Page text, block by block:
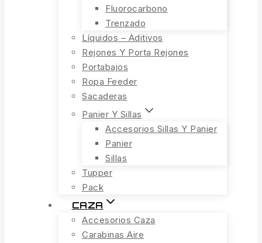
Fluorocarbono
Trenzado
Líquidos – Aditivos
Rejones Y Porta Rejones
Portabajos
Ropa Feeder
Sacaderas
Panier Y Sillas
Accesorios Sillas Y Panier
Panier
Sillas
Tupper
Pack
CAZA
Accesorios Caza
Carabinas Aire